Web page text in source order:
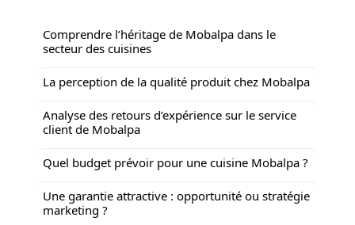
Comprendre l’héritage de Mobalpa dans le
secteur des cuisines
La perception de la qualité produit chez Mobalpa
Analyse des retours d’expérience sur le service
client de Mobalpa
Quel budget prévoir pour une cuisine Mobalpa ?
Une garantie attractive : opportunité ou stratégie
marketing ?